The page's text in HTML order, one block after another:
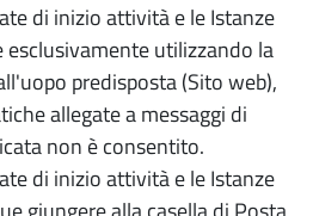
di inizio attività e le Istanze
utilizzando la
predisposta (Sito web),
allegate a messaggi di
non è consentito.
di inizio attività e le Istanze